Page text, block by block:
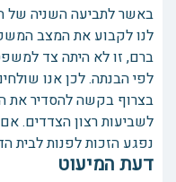
באשר לתביעה השניה של
לנו לקבוע את המצב
ברם, זו לא היתה צד
לפי הבנתה. לכן אנו
בצרוף בקשה להסדיר את
לשביעות רצון הצדדים.
נפגע הזכות לפנות לבית
דעת המיעוט